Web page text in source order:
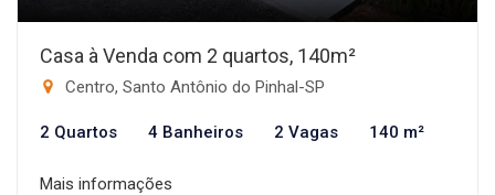
Casa à Venda com 2 quartos, 140m²
Centro, Santo Antônio do Pinhal-SP
2 Quartos 4 Banheiros 2 Vagas 140 m²
Mais informações